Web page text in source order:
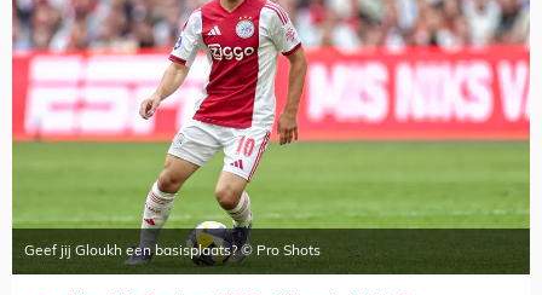
Geef jij Gloukh een basisplaats? © Pro Shots